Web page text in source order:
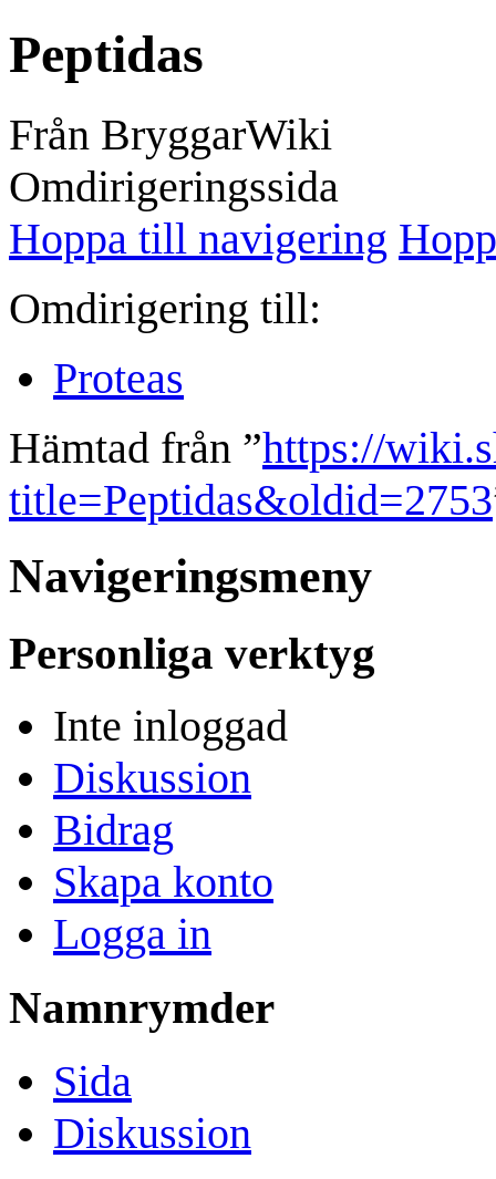
Peptidas
Från BryggarWiki
Omdirigeringssida
Hoppa till navigering
Omdirigering till:
Proteas
Hämtad från ”https://
title=Peptidas&oldid=2753
Navigeringsmeny
Personliga verktyg
Inte inloggad
Diskussion
Bidrag
Skapa konto
Logga in
Namnrymder
Sida
Diskussion